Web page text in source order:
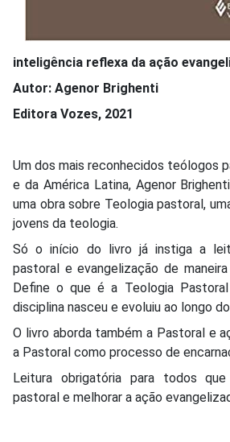
inteligência reflexa da ação
Autor: Agenor Brighenti
Editora Vozes, 2021
Um dos mais reconhecidos teólogos
e da América Latina, Agenor
uma obra sobre Teologia pastoral,
jovens da teologia.
Só o início do livro já instiga a
pastoral e evangelização de
Define o que é a Teologia
disciplina nasceu e evoluiu ao longo
O livro aborda também a Pastoral e
a Pastoral como processo de
Leitura obrigatória para todos
pastoral e melhorar a ação